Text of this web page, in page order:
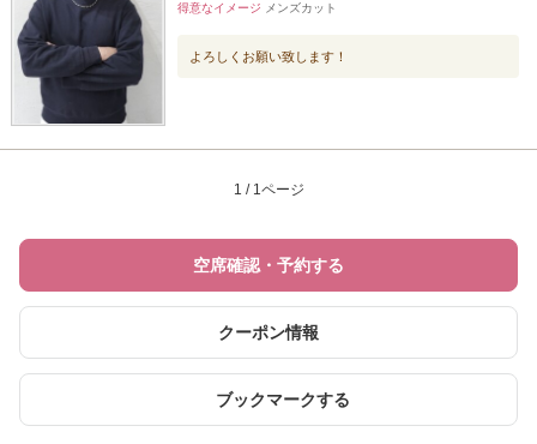
得意なイメージ メンズカット
よろしくお願い致します！
1 / 1ページ
空席確認・予約する
クーポン情報
ブックマークする